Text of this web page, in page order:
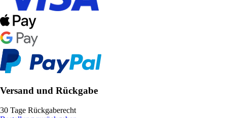
Versand und Rückgabe
30 Tage Rückgaberecht